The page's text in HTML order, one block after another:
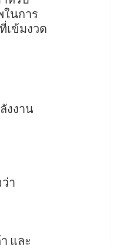
นการ
เข้มงวด
งงาน
า
และ